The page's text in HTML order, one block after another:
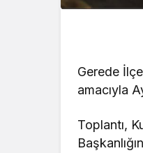
Gerede
amacıyla
Toplantı,